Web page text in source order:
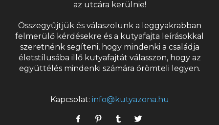
az utcára kerülnie!
Összegyűjtjük és válaszolunk a leggyakrabban
felmerülő kérdésekre és a kutyafajta leírásokkal
szeretnénk segíteni, hogy mindenki a családja
életstílusába illő kutyafajtát válasszon, hogy az
együttélés mindenki számára örömteli legyen.
Kapcsolat: info@kutyazona.hu